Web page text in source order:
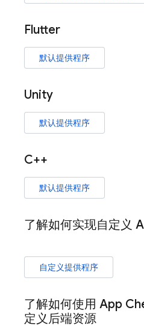
Flutter
默认提供程序
Unity
默认提供程序
C++
默认提供程序
了解如何实现自定义
自定义提供程序
了解如何使用 App
定义后端资源